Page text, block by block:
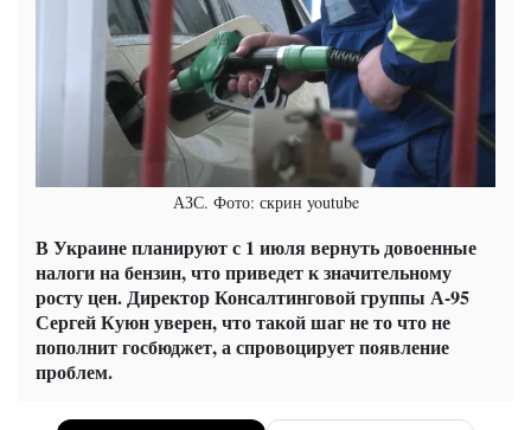
АЗС. Фото: скрин youtube
В Украине планируют с 1 июля вернуть довоенные
налоги на бензин, что приведет к значительному
росту цен. Директор Консалтинговой группы А-95
Сергей Куюн уверен, что такой шаг не то что не
пополнит госбюджет, а спровоцирует появление
проблем.